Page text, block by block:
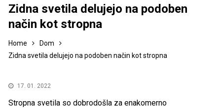
Zidna svetila delujejo na podoben
način kot stropna
Home
Dom
Zidna svetila delujejo na podoben način kot stropna
17. 01. 2022
Stropna svetila so dobrodošla za enakomerno